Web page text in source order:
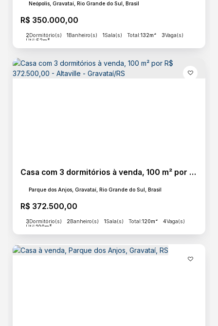
R$ 350.000,00
Neópolis, Gravataí, Rio Grande do Sul, Brasil
2Dormitório(s) 1Banheiro(s) 1Sala(s) Total:132m² 3Vaga(s)
Útil:52m²
Casa com 3 dormitórios à venda, 100 m² por R$ 372.500,00 - Altaville - Gravataí/RS
R$ 372.500,00
Parque dos Anjos, Gravataí, Rio Grande do Sul, Brasil
3Dormitório(s) 2Banheiro(s) 1Sala(s) Total:120m² 4Vaga(s)
Útil:100m²